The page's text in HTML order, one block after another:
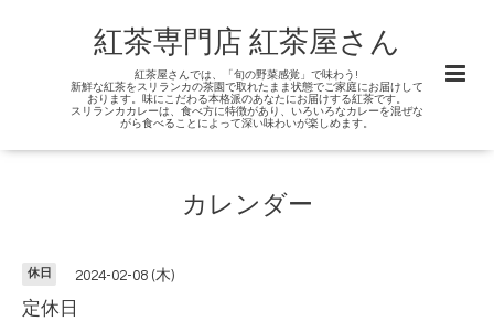
紅茶専門店 紅茶屋さん
紅茶屋さんでは、「旬の野菜感覚」で味わう!
新鮮な紅茶をスリランカの茶園で取れたまま状態でご家庭にお届けして
おります。味にこだわる本格派のあなたにお届けする紅茶です。
スリランカカレーは、食べ方に特徴があり、いろいろなカレーを混ぜな
がら食べることによって深い味わいが楽しめます。
カレンダー
休日 2024-02-08 (木)
定休日